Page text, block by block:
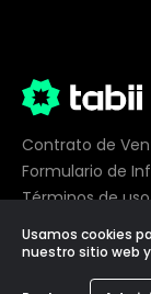
Contrato de
Formulario de
Términos de uso
Privacidad
Preferencias de
Usamos cookies
nuestro sitio web